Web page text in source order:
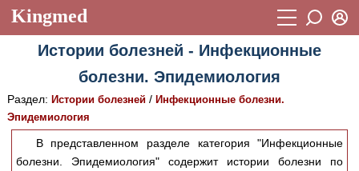
Kingmed
Учебный материал
Видеогалерея 899
Фотогалерея
Истории болезней 1268
Пароль
Восстановить пароль
Истории болезней - Инфекционные
болезни. Эпидемиология
Раздел: Истории болезней/ Инфекционные болезни.
Эпидемиология
В представленном разделе категория "Инфекционные
болезни. Эпидемиология" содержит истории болезни по